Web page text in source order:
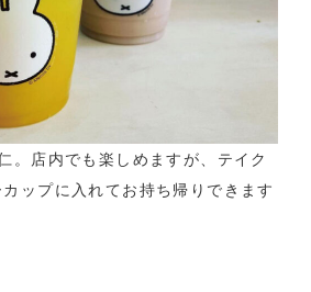
。店内でも楽しめますが、テイク
ップに入れてお持ち帰りできます